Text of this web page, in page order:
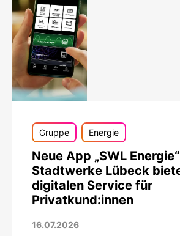
Gruppe Energie
Neue App „SWL
Stadtwerke Lübeck
digitalen Service für
Privatkund:innen
16.07.2026